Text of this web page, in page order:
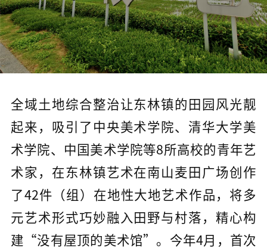
全域土地综合整治让东林镇的田园风光靓
起来，吸引了中央美术学院、清华大学美
术学院、中国美术学院等8所高校的青年艺
术家，在东林镇艺术在南山麦田广场创作
了42件（组）在地性大地艺术作品，将多
元艺术形式巧妙融入田野与村落，精心构
建“没有屋顶的美术馆”。今年4月，首次